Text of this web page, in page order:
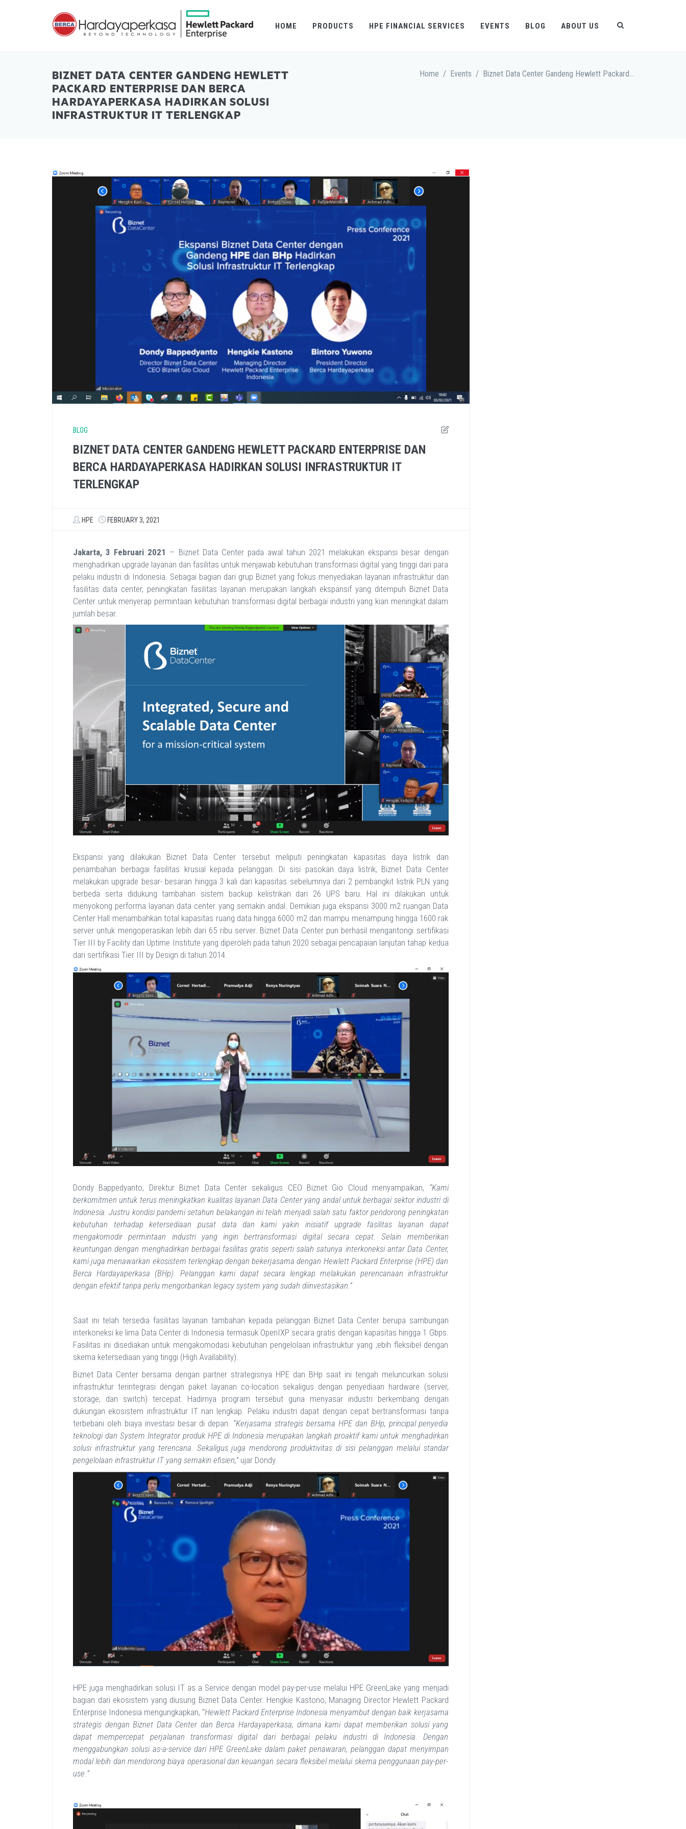
HOME PRODUCTS HPE FINANCIAL SERVICES EVENTS BLOG ABOUT US
BIZNET DATA CENTER GANDENG HEWLETT
PACKARD ENTERPRISE DAN BERCA
HARDAYAPERKASA HADIRKAN SOLUSI
INFRASTRUKTUR IT TERLENGKAP
Home / Events / Biznet Data Center Gandeng Hewlett Packard Enterprise dan Berca Hardayaperkasa Hadirkan Solusi Infrastruktur IT Terlengkap
BLOG
BIZNET DATA CENTER GANDENG HEWLETT PACKARD ENTERPRISE DAN
BERCA HARDAYAPERKASA HADIRKAN SOLUSI INFRASTRUKTUR IT
TERLENGKAP
HPE FEBRUARY 3, 2021
Jakarta, 3 Februari 2021 – Biznet Data Center pada awal tahun 2021 melakukan ekspansi besar dengan
menghadirkan upgrade layanan dan fasilitas untuk menjawab kebutuhan transformasi digital yang tinggi dari para
pelaku industri di Indonesia. Sebagai bagian dari grup Biznet yang fokus menyediakan layanan infrastruktur dan
fasilitas data center, peningkatan fasilitas layanan merupakan langkah ekspansif yang ditempuh Biznet Data
Center untuk menyerap permintaan kebutuhan transformasi digital berbagai industri yang kian meningkat dalam
jumlah besar.
Ekspansi yang dilakukan Biznet Data Center tersebut meliputi peningkatan kapasitas daya listrik dan
penambahan berbagai fasilitas krusial kepada pelanggan. Di sisi pasokan daya listrik, Biznet Data Center
melakukan upgrade besar- besaran hingga 3 kali dari kapasitas sebelumnya dari 2 pembangkit listrik PLN yang
berbeda serta didukung tambahan sistem backup kelistrikan dari 26 UPS baru. Hal ini dilakukan untuk
menyokong performa layanan data center yang semakin andal. Demikian juga ekspansi 3000 m2 ruangan Data
Center Hall menambahkan total kapasitas ruang data hingga 6000 m2 dan mampu menampung hingga 1600 rak
server untuk mengoperasikan lebih dari 65 ribu server. Biznet Data Center pun berhasil mengantongi sertifikasi
Tier III by Facility dari Uptime Institute yang diperoleh pada tahun 2020 sebagai pencapaian lanjutan tahap kedua
dari sertifikasi Tier III by Design di tahun 2014.
Dondy Bappedyanto, Direktur Biznet Data Center sekaligus CEO Biznet Gio Cloud menyampaikan, “Kami
berkomitmen untuk terus meningkatkan kualitas layanan Data Center yang andal untuk berbagai sektor industri di
Indonesia. Justru kondisi pandemi setahun belakangan ini telah menjadi salah satu faktor pendorong peningkatan
kebutuhan terhadap ketersediaan pusat data dan kami yakin inisiatif upgrade fasilitas layanan dapat
mengakomodir permintaan industri yang ingin bertransformasi digital secara cepat. Selain memberikan
keuntungan dengan menghadirkan berbagai fasilitas gratis seperti salah satunya interkoneksi antar Data Center,
kami juga menawarkan ekosistem terlengkap dengan bekerjasama dengan Hewlett Packard Enterprise (HPE) dan
Berca Hardayaperkasa (BHp). Pelanggan kami dapat secara lengkap melakukan perencanaan infrastruktur
dengan efektif tanpa perlu mengorbankan legacy system yang sudah diinvestasikan.”
Saat ini telah tersedia fasilitas layanan tambahan kepada pelanggan Biznet Data Center berupa sambungan
interkoneksi ke lima Data Center di Indonesia termasuk OpenIXP secara gratis dengan kapasitas hingga 1 Gbps.
Fasilitas ini disediakan untuk mengakomodasi kebutuhan pengelolaan infrastruktur yang ;ebih fleksibel dengan
skema ketersediaan yang tinggi (High Availability).
Biznet Data Center bersama dengan partner strategisnya HPE dan BHp saat ini tengah meluncurkan solusi
infrastruktur terintegrasi dengan paket layanan co-location sekaligus dengan penyediaan hardware (server,
storage, dan switch) tercepat. Hadirnya program tersebut guna menyasar industri berkembang dengan
dukungan ekosistem infrastruktur IT nan lengkap. Pelaku industri dapat dengan cepat bertransformasi tanpa
terbebani oleh biaya investasi besar di depan. “Kerjasama strategis bersama HPE dan BHp, principal penyedia
teknologi dan System Integrator produk HPE di Indonesia merupakan langkah proaktif kami untuk menghadirkan
solusi infrastruktur yang terencana. Sekaligus juga mendorong produktivitas di sisi pelanggan melalui standar
pengelolaan infrastruktur IT yang semakin efisien,” ujar Dondy.
HPE juga menghadirkan solusi IT as a Service dengan model pay-per-use melalui HPE GreenLake yang menjadi
bagian dari ekosistem yang diusung Biznet Data Center. Hengkie Kastono, Managing Director Hewlett Packard
Enterprise Indonesia mengungkapkan, “Hewlett Packard Enterprise Indonesia menyambut dengan baik kerjasama
strategis dengan Biznet Data Center dan Berca Hardayaperkasa, dimana kami dapat memberikan solusi yang
dapat mempercepat perjalanan transformasi digital dari berbagai pelaku industri di Indonesia. Dengan
menggabungkan solusi as-a-service dari HPE GreenLake dalam paket penawaran, pelanggan dapat menyimpan
modal lebih dan mendorong biaya operasional dan keuangan secara fleksibel melalui skema penggunaan pay-per-
use ”